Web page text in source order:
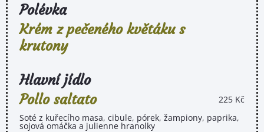
Polévka
Krém z pečeného květáku s
krutony
Hlavní jídlo
Pollo saltato
225 Kč
Soté z kuřecího masa, cibule, pórek, žampiony, paprika,
sojová omáčka a julienne hranolky